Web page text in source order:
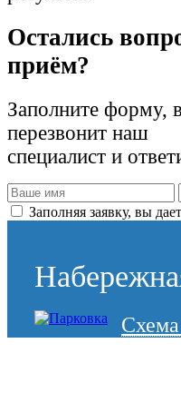
Остались
приём?
Заполните форму,
перезвонит наш
специалист и
Заполняя заявку, вы
Схема